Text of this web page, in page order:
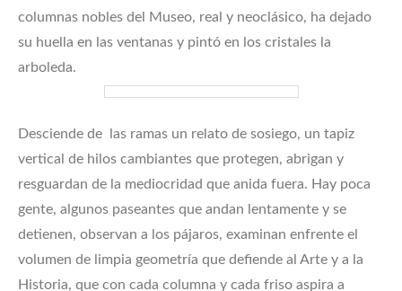
columnas nobles del Museo, real y neoclásico, ha dejado
su huella en las ventanas y pintó en los cristales la
arboleda.
Desciende de las ramas un relato de sosiego, un tapiz
vertical de hilos cambiantes que protegen, abrigan y
resguardan de la mediocridad que anida fuera. Hay poca
gente, algunos paseantes que andan lentamente y se
detienen, observan a los pájaros, examinan enfrente el
volumen de limpia geometría que defiende al Arte y a la
Historia, que con cada columna y cada friso aspira a